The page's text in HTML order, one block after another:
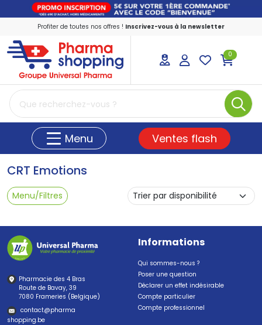
Profiter de toutes nos offres ! Inscrivez-vous à la newsletter
PharmaShopping Votre pharmacie en
0
Menu Ventes flash
CRT Emotions
Menu/Filtres
Pharmacie des 4 Bras
Route de Bavay, 39
7080 Frameries (Belgique)
contact@pharma
shopping.be
Informations
Qui sommes-nous ?
Poser une question
Déclarer un effet indésirable
Compte particulier
Compte professionnel